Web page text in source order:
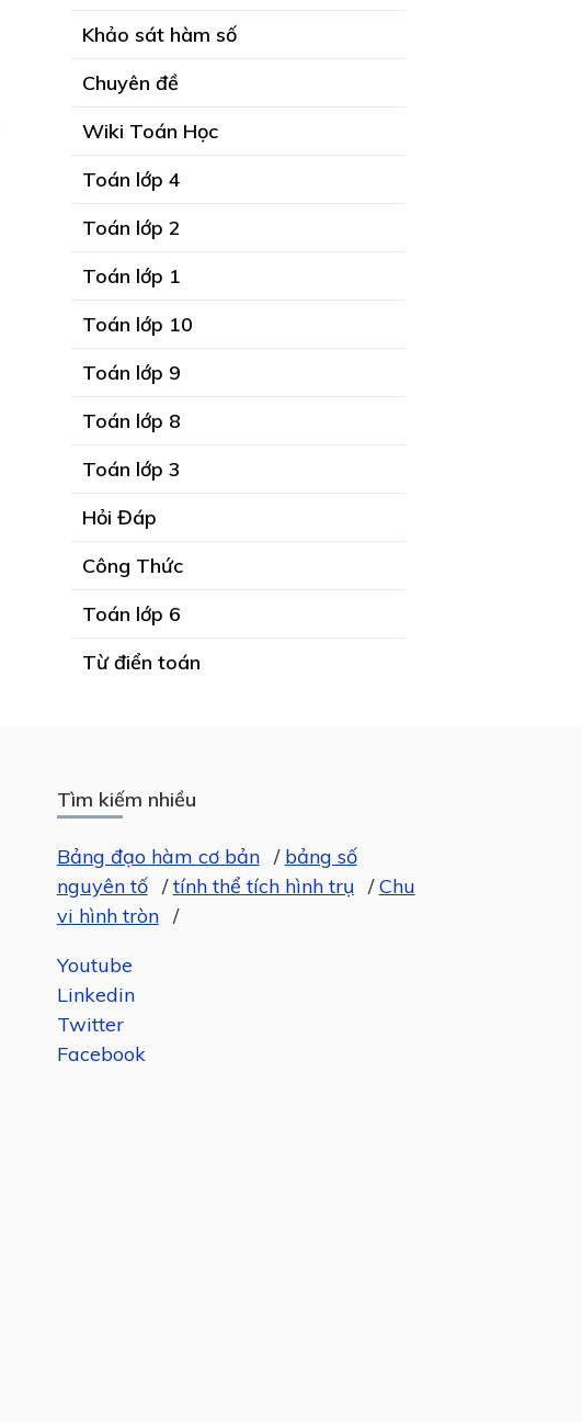
Khảo sát hàm số
Chuyên đề
Wiki Toán Học
Toán lớp 4
Toán lớp 2
Toán lớp 1
Toán lớp 10
Toán lớp 9
Toán lớp 8
Toán lớp 3
Hỏi Đáp
Công Thức
Toán lớp 6
Từ điển toán
Tìm kiếm nhiều
Bảng đạo hàm cơ bản / bảng số
nguyên tố /tính thể tích hình trụ /Chu
vi hình tròn /
Youtube
Linkedin
Twitter
Facebook